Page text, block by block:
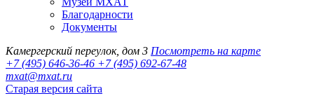
Благодарности
Документы
Камергерский переулок, дом 3 Посмотреть на карте
+7 (495) 646-36-46 +7 (495) 692-67-48‬
mxat@mxat.ru
Старая версия сайта